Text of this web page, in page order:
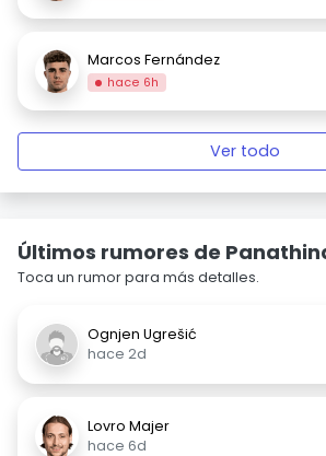
Marcos Fernández
hace 6h
Ver todo
Últimos rumores de
Toca un rumor para más detalles.
Ognjen Ugrešić
hace 2d
Lovro Majer
hace 6d